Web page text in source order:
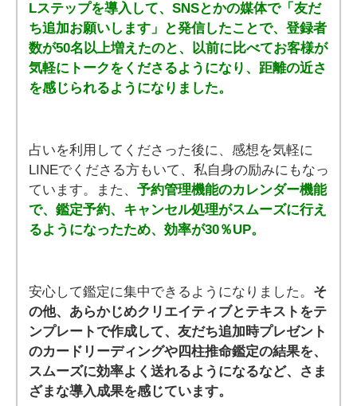
Lステップを導入して、SNSとかの媒体で「友だ
ち追加お願いします」と発信したことで、登録者
数が50名以上増えたのと、以前に比べてお客様が
気軽にトークをくださるようになり、距離の近さ
を感じられるようになりました。
占いを利用してくださった後に、感想を気軽に
LINEでくださる方もいて、私自身の励みにもなっ
ています。また、予約管理機能のカレンダー機能
で、鑑定予約、キャンセル処理がスムーズに行え
るようになったため、効率が30％UP。
安心して鑑定に集中できるようになりました。 そ
の他、あらかじめクリエイティブとテキストをテ
ンプレートで作成して、友だち追加時プレゼント
のカードリーディングや四柱推命鑑定の結果を、
スムーズに効率よく送れるようになるなど、さま
ざまな導入成果を感じています。